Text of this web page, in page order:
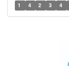
1 4 2 3 4